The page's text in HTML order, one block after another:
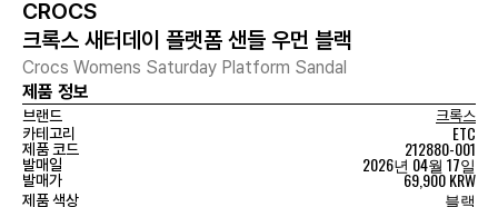
CROCS
크록스 새터데이 플랫폼 샌들 우먼 블랙
Crocs Womens Saturday Platform Sandal
제품 정보
브랜드
크록스
카테고리
ETC
제품 코드 212880-001
발매일 2026년 04월 17일
발매가 69,900 KRW
제품 색상 블랙